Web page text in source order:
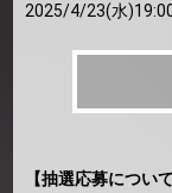
2025/4/23(水
【抽選応募について